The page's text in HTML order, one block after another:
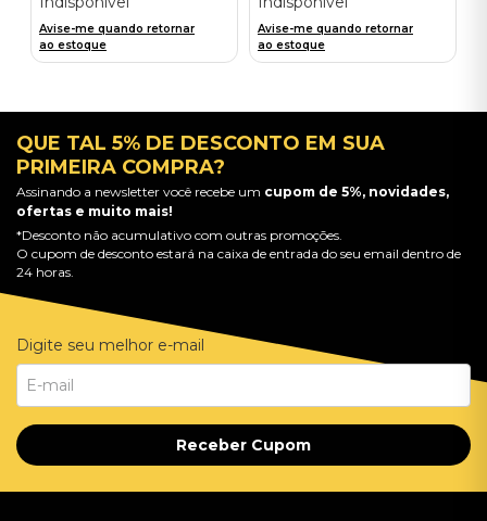
Avise-me quando retornar
ao estoque
Avise-me quando retornar
ao estoque
QUE TAL 5% DE DESCONTO EM SUA
PRIMEIRA COMPRA?
Assinando a newsletter você recebe um cupom de 5%, novidades,
ofertas e muito mais!
*Desconto não acumulativo com outras promoções.
O cupom de desconto estará na caixa de entrada do seu email dentro de
24 horas.
Digite seu melhor e-mail
Receber Cupom